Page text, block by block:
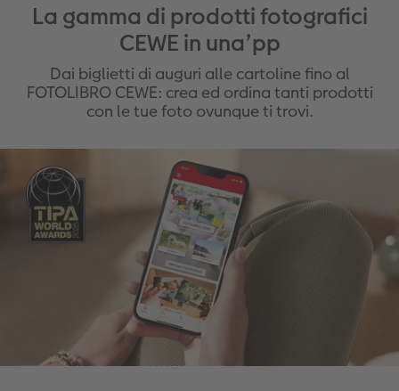
La gamma di prodotti fotografici
CEWE in una’pp
Dai biglietti di auguri alle cartoline fino al
FOTOLIBRO CEWE: crea ed ordina tanti prodotti
con le tue foto ovunque ti trovi.